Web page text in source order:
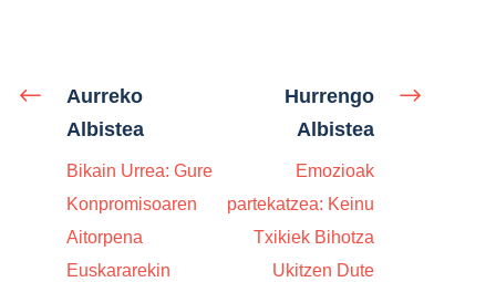
Aurreko
Albistea
Bikain Urrea: Gure
Konpromisoaren
Aitorpena
Euskararekin
Hurrengo
Albistea
Emozioak
partekatzea: Keinu
Txikiek Bihotza
Ukitzen Dute